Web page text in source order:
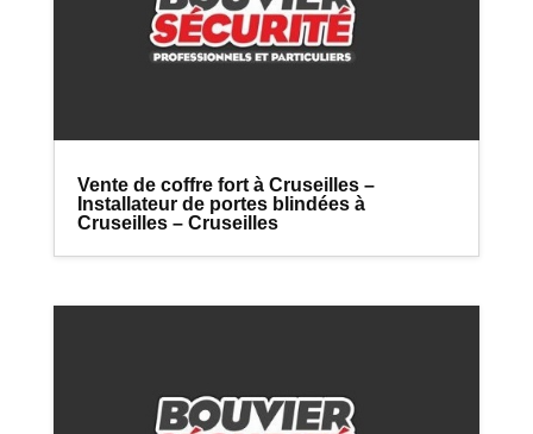
Vente de coffre fort à Cruseilles –
Installateur de portes blindées à
Cruseilles – Cruseilles